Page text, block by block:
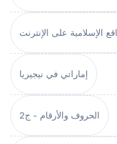
الإسلامية على الإنترنت
إماراتي في نيجيريا
الحروف والأرقام - ج2